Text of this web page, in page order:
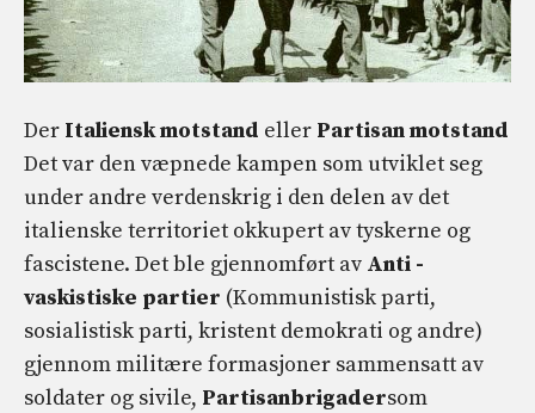
Der Italiensk motstand eller Partisan motstand
Det var den væpnede kampen som utviklet seg
under andre verdenskrig i den delen av det
italienske territoriet okkupert av tyskerne og
fascistene. Det ble gjennomført av Anti -
vaskistiske partier (Kommunistisk parti,
sosialistisk parti, kristent demokrati og andre)
gjennom militære formasjoner sammensatt av
soldater og sivile, Partisanbrigadersom